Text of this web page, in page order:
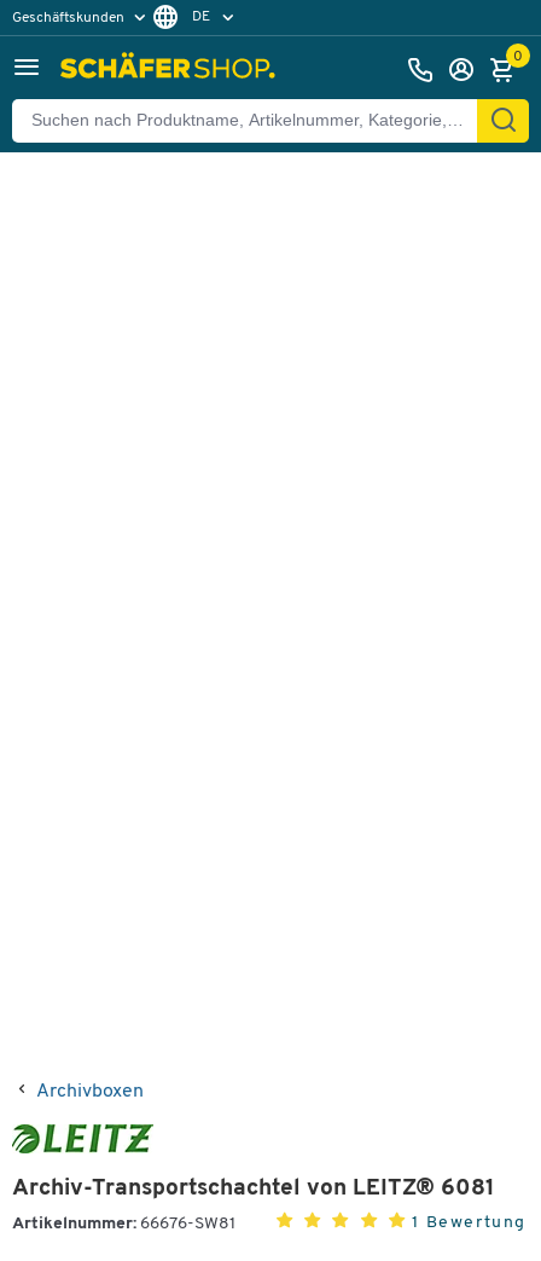
Geschäftskunden DE
0
Archivboxen
Archiv-Transportschachtel von LEITZ® 6081
Artikelnummer: 66676-SW81 1 Bewertung
Zurück